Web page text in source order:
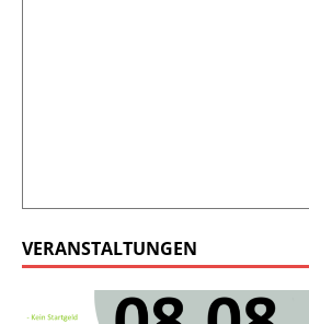
VERANSTALTUNGEN